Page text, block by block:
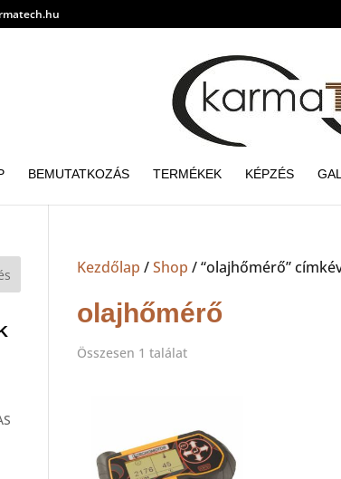
BEMUTATKOZÁS TERMÉKEK KÉPZÉS
Kezdőlap /Shop / “olajhőmérő”
olajhőmérő
Összesen 1 találat